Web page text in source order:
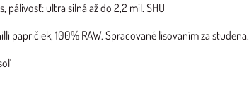
pálivosť: ultra silná až do 2,2 mil. SHU
papričiek, 100% RAW. Spracované lisovaním za studena.